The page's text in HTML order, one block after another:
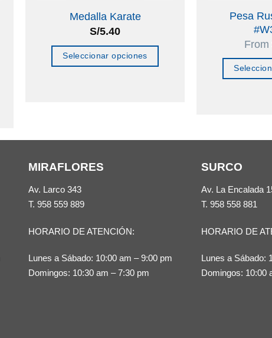
Medalla Karate
S/5.40
Seleccionar opciones
variantes.
la
página
Pesa
From
MIRAFLORES
Av. Larco 343
T. 958 559 889
HORARIO DE ATENCIÓN:
Lunes a Sábado: 10:00 am – 9:00 pm
Domingos: 10:30 am – 7:30 pm
SURCO
Av. La Encalada
T. 958 558 881
HORARIO DE
Lunes a Sábado:
Domingos: 10:00